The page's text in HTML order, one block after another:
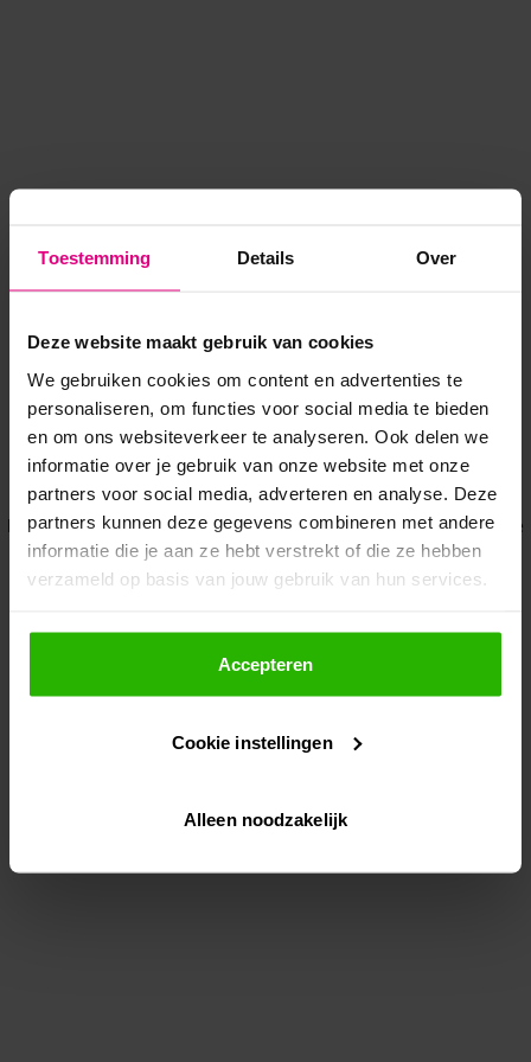
Toestemming Details Over
Deze website maakt gebruik van cookies
We gebruiken cookies om content en advertenties te
personaliseren, om functies voor social media te bieden
en om ons websiteverkeer te analyseren. Ook delen we
informatie over je gebruik van onze website met onze
partners voor social media, adverteren en analyse. Deze
partners kunnen deze gegevens combineren met andere
informatie die je aan ze hebt verstrekt of die ze hebben
verzameld op basis van jouw gebruik van hun services.
Als je op "Accepteer" klikt, dan geef je Voordeeluitjes.nl
toestemming om cookies voor social media en
gepersonaliseerde advertenties te plaatsen.
Lees hier meer over in onsprivacybeleid
Via "Cookie instellingen" kun je ook zelf instellen welke
Accepteren
Cookie instellingen
Alleen noodzakelijk
Application error: a client-side exception has occurred while
loadingwww.voordeeluitjes.nl (see the browser console for more
information).